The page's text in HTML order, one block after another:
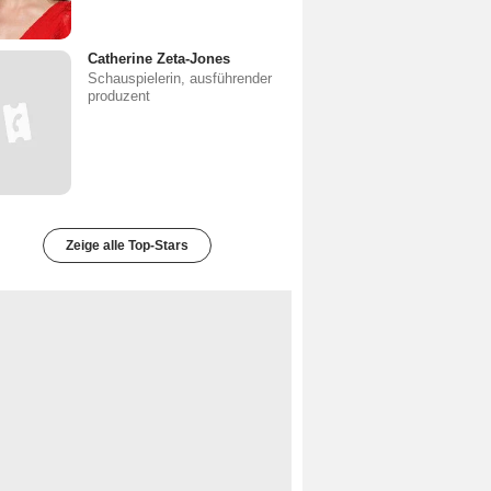
Catherine Zeta-Jones
Schauspielerin, ausführender
produzent
Zeige alle Top-Stars